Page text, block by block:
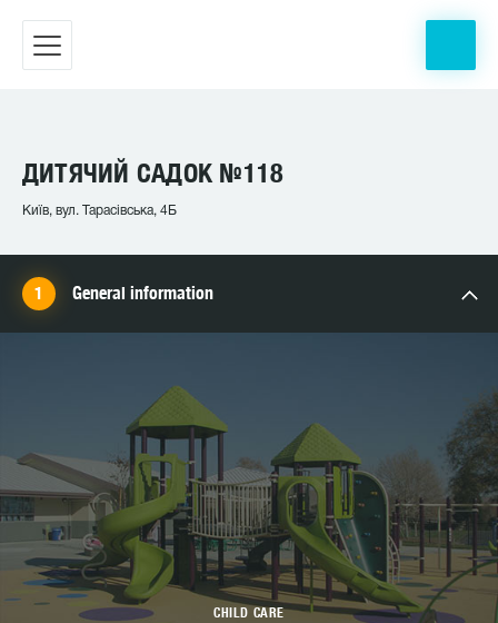
ДИТЯЧИЙ САДОК №118
Київ, вул. Тарасівська, 4Б
General information
CHILD CARE